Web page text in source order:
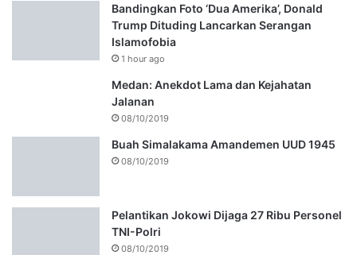
Bandingkan Foto ‘Dua Amerika’, Donald
Trump Dituding Lancarkan Serangan
Islamofobia
1 hour ago
Medan: Anekdot Lama dan Kejahatan
Jalanan
08/10/2019
Buah Simalakama Amandemen UUD 1945
08/10/2019
Pelantikan Jokowi Dijaga 27 Ribu Personel
TNI-Polri
08/10/2019